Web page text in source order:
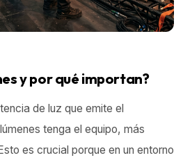
y por qué importan?
de luz que emite el
tenga el equipo, más
es crucial porque en un entorno